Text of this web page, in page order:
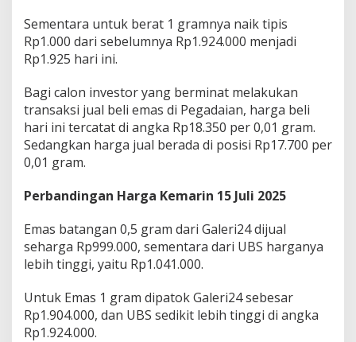
Sementara untuk berat 1 gramnya naik tipis
Rp1.000 dari sebelumnya Rp1.924.000 menjadi
Rp1.925 hari ini.
Bagi calon investor yang berminat melakukan
transaksi jual beli emas di Pegadaian, harga beli
hari ini tercatat di angka Rp18.350 per 0,01 gram.
Sedangkan harga jual berada di posisi Rp17.700 per
0,01 gram.
Perbandingan Harga Kemarin 15 Juli 2025
Emas batangan 0,5 gram dari Galeri24 dijual
seharga Rp999.000, sementara dari UBS harganya
lebih tinggi, yaitu Rp1.041.000.
Untuk Emas 1 gram dipatok Galeri24 sebesar
Rp1.904.000, dan UBS sedikit lebih tinggi di angka
Rp1.924.000.